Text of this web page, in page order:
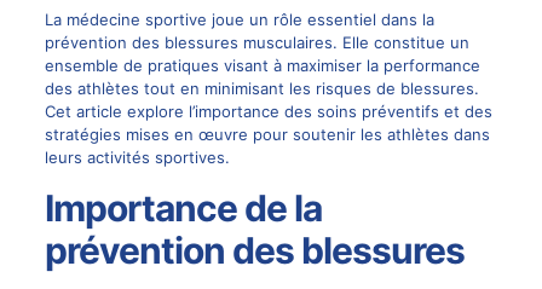
La médecine sportive joue un rôle essentiel dans la
prévention des blessures musculaires. Elle constitue un
ensemble de pratiques visant à maximiser la performance
des athlètes tout en minimisant les risques de blessures.
Cet article explore l’importance des soins préventifs et des
stratégies mises en œuvre pour soutenir les athlètes dans
leurs activités sportives.
Importance de la
prévention des blessures